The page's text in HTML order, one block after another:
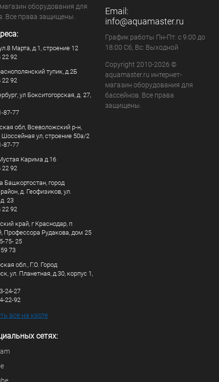
оборудования для
Все права защищены.
Марта, д.1, строение 12
22 92
тупик, д.2Б
22 92
ул Бокситогорская, д. 27,
87-77
обл, Всеволожский р-н,
Шоссейная ул, строение 50а/2
87-77
Карима д.16
22 92
Башкортостан, город
д. Геофизиков, ул.
23
22 92
край, г Краснодар, п
Профессора Рудакова, дом 25
75- 25
73
обл., Г.О. Город
ул. Планетная, д.30, корпус 1,
24-27
22-92
все на карте
сетях:
Email:
info@aquamaster.ru
График работы Пн-Пт: с 9:00 до
18:00 Сб, Вс: Выходной
Copyright 2010-2026 ©
aquamaster.ru интернет-
магазин оборудования для
бассейнов. Все права
защищены.